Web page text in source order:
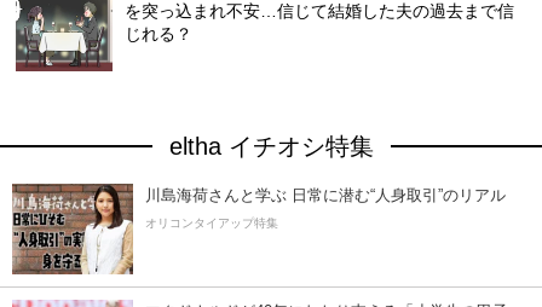
を突っ込まれ不安…信じて結婚した夫の過去まで信
じれる？
eltha イチオシ特集
川島海荷さんと学ぶ 日常に潜む“人身取引”のリアル
オリコンタイアップ特集